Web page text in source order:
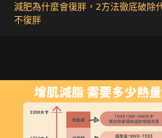
減肥為什麼會復胖，2方法徹底破除
不復胖